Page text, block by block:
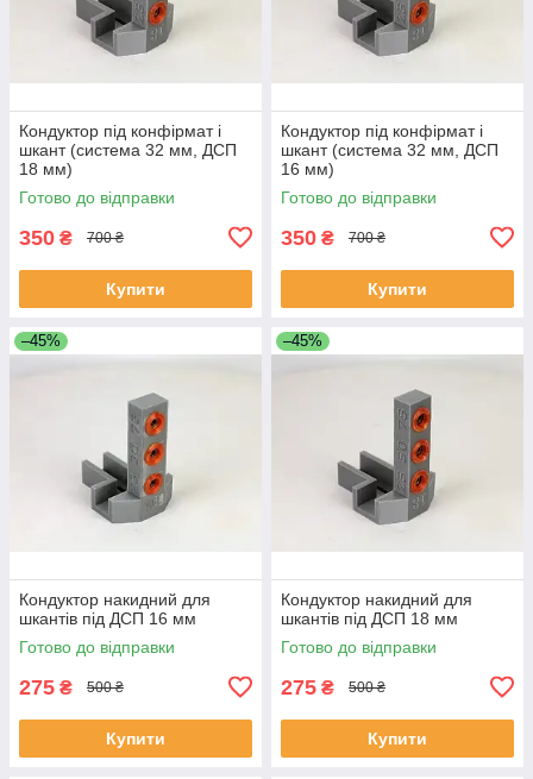
Кондуктор під конфірмат і
шкант (система 32 мм, ДСП
18 мм)
Готово до відправки
350 ₴ 700 ₴
Купити
Кондуктор під конфірмат і
шкант (система 32 мм, ДСП
16 мм)
Готово до відправки
350 ₴ 700 ₴
Купити
–45%
Кондуктор накидний для
шкантів під ДСП 16 мм
Готово до відправки
275 ₴ 500 ₴
Купити
–45%
Кондуктор накидний для
шкантів під ДСП 18 мм
Готово до відправки
275 ₴ 500 ₴
Купити